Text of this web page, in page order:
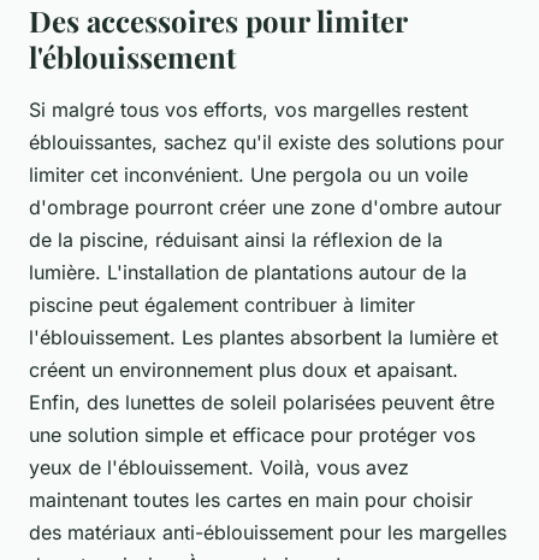
Des accessoires pour limiter
l'éblouissement
Si malgré tous vos efforts, vos margelles restent
éblouissantes, sachez qu'il existe des solutions pour
limiter cet inconvénient. Une pergola ou un voile
d'ombrage pourront créer une zone d'ombre autour
de la piscine, réduisant ainsi la réflexion de la
lumière. L'installation de plantations autour de la
piscine peut également contribuer à limiter
l'éblouissement. Les plantes absorbent la lumière et
créent un environnement plus doux et apaisant.
Enfin, des lunettes de soleil polarisées peuvent être
une solution simple et efficace pour protéger vos
yeux de l'éblouissement. Voilà, vous avez
maintenant toutes les cartes en main pour choisir
des matériaux anti-éblouissement pour les margelles